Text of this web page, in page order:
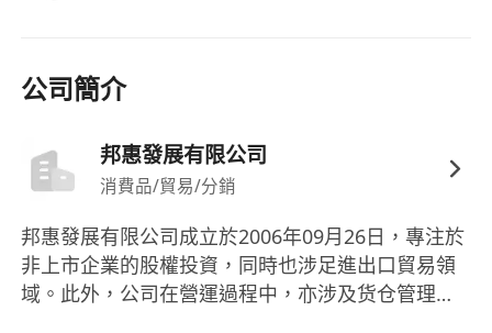
公司簡介
邦惠發展有限公司
消費品/貿易/分銷
邦惠發展有限公司成立於2006年09月26日，專注於
非上市企業的股權投資，同時也涉足進出口貿易領
域。此外，公司在營運過程中，亦涉及货仓管理等